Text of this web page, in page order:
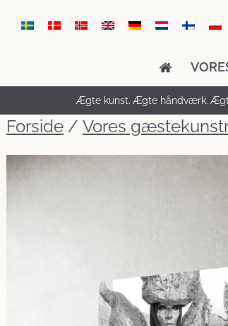
Ægte kunst. Ægte håndværk.
Forside / Vores